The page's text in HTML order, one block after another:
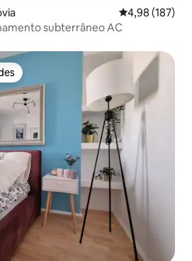
Classificação
4,98 (187)
subterrâneo AC
mais apreciados